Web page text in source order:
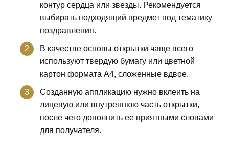
контур сердца или звезды. Рекомендуется
выбирать подходящий предмет под тематику
поздравления.
В качестве основы открытки чаще всего
используют твердую бумагу или цветной
картон формата А4, сложенные вдвое.
Созданную аппликацию нужно вклеить на
лицевую или внутреннюю часть открытки,
после чего дополнить ее приятными словами
для получателя.